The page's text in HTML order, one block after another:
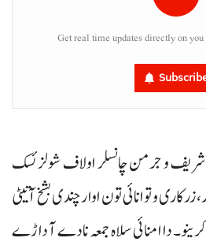
Get real time updates directly on
شریف و جرمن چانسلر اولاف شولز ئسک
و توانائی تون اوار چندی بشخ آتیٹی
داامنائی سلاہ جمعہ نادے آ داڑے